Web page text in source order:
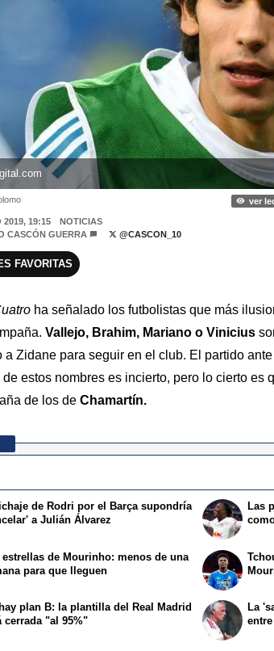
ver
2019, 19:15
NOTICIAS
CASCÓN GUERRA @CASCON_10
FAVORITAS
ha señalado los futbolistas que más
Vallejo, Brahim, Mariano o Vinicius
a Zidane para seguir en el club. El partido
estos nombres es incierto, pero lo cierto es
de los de Chamartín.
de Rodri por el Barça supondría
a Julián Álvarez
estrellas de Mourinho: menos de una
para que lleguen
Las
plan B: la plantilla del Real Madrid
cerrada "al 95%"
La